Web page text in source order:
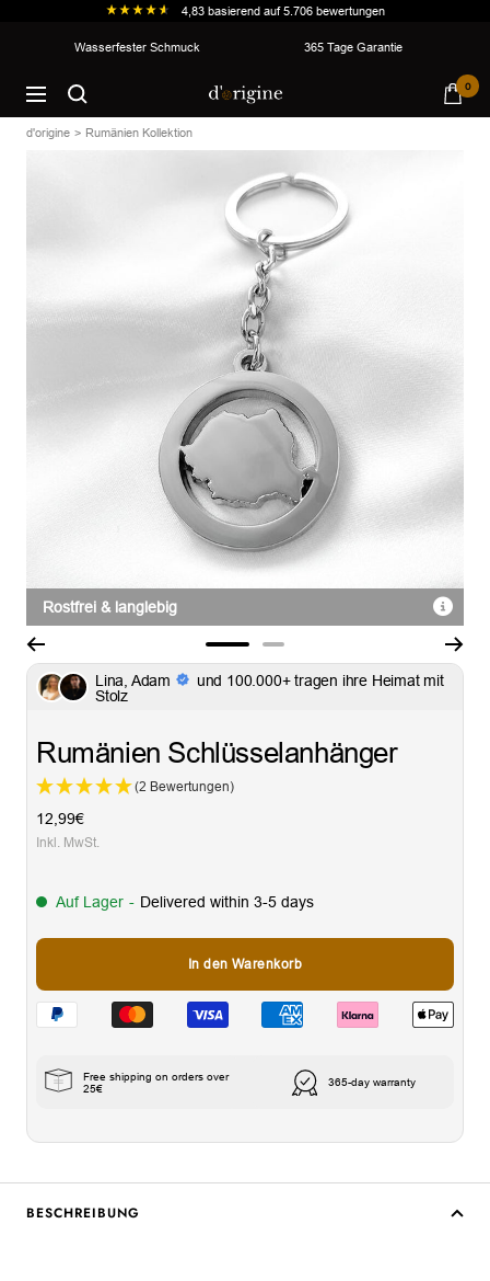
4,83 basierend auf5.706 bewertungen
Inhalt
Wasserfester Schmuck 365 Tage Garantie
Navigation
d'origine 0
d'origine Rumänien Kollektion
Rostfrei & langlebig
Slide
Slide
Lina, Adam
und 100.000+ tragen ihre Heimat mit
Stolz
Rumänien Schlüsselanhänger
(2 Bewertungen)
Angebotspreis
12,99€
Inkl. MwSt.
Auf Lager - Delivered within 3-5 days
In den Warenkorb
Free shipping on orders over
25€
365-day warranty
BESCHREIBUNG